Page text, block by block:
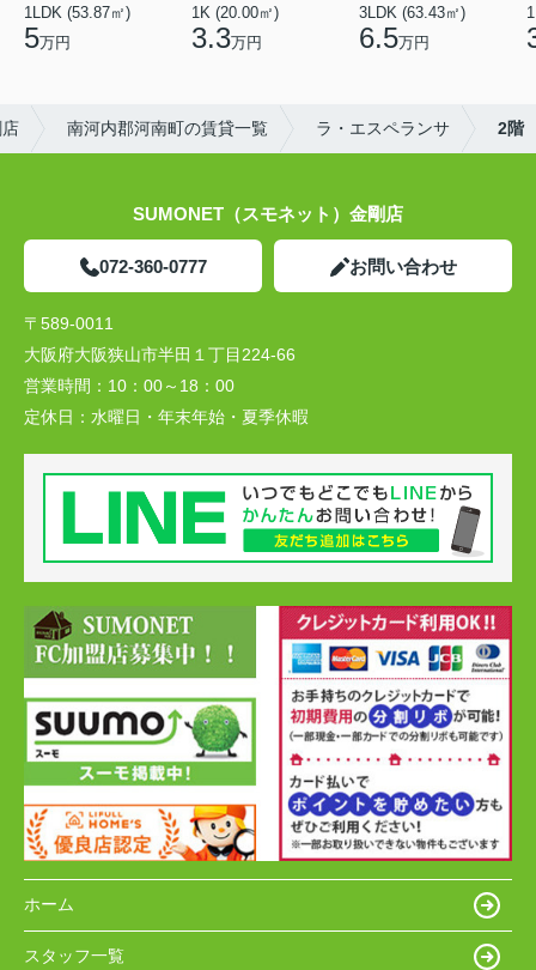
1LDK (53.87㎡)
5万円
1K (20.00㎡)
3.3万円
3LDK (63.43㎡)
6.5万円
南河内郡河南町の賃貸一覧 ラ・エスペランサ 2階
SUMONET（スモネット）金剛店
072-360-0777 お問い合わせ
〒589-0011
大阪府大阪狭山市半田１丁目224-66
営業時間： 10：00～18：00
定休日： 水曜日・年末年始・夏季休暇
ホーム
スタッフ一覧